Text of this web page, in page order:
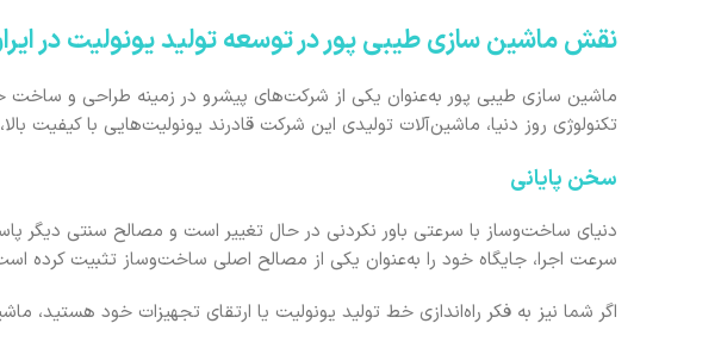
نقش ماشین سازی طیبی پور در توسعه تولید یونولیت در
ماشین سازی طیبی پور به‌عنوان یکی از شرکت‌های پیشرو در زمینه طراحی و ساخت
تکنولوژی روز دنیا، ماشین‌آلات تولیدی این شرکت قادرند یونولیت‌هایی با کیفیت
سخن پایانی
دنیای ساخت‌وساز با سرعتی باور نکردنی در حال تغییر است و مصالح سنتی دیگر
سرعت اجرا، جایگاه خود را به‌عنوان یکی از مصالح اصلی ساخت‌وساز تثبیت کرده
اگر شما نیز به فکر راه‌اندازی خط تولید یونولیت یا ارتقای تجهیزات خود هستید،